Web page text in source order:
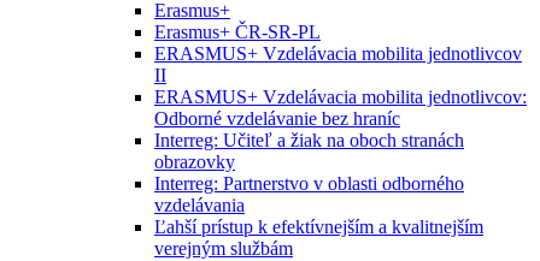
Erasmus+
Erasmus+ ČR-SR-PL
ERASMUS+ Vzdelávacia mobilita jednotlivcov
II
ERASMUS+ Vzdelávacia mobilita jednotlivcov:
Odborné vzdelávanie bez hraníc
Interreg: Učiteľ a žiak na oboch stranách
obrazovky
Interreg: Partnerstvo v oblasti odborného
vzdelávania
Ľahší prístup k efektívnejším a kvalitnejším
verejným službám